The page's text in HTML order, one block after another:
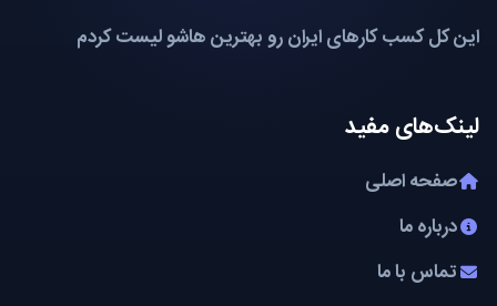
این کل کسب کارهای ایران رو بهترین هاشو لیست کردم
لینک‌های مفید
صفحه اصلی
درباره ما
تماس با ما